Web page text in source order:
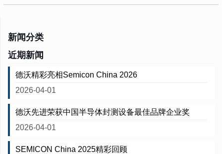
新闻分类
近期新闻
德沃精彩亮相Semicon China 2026
2026-04-01
德沃先进荣获中国半导体封测设备最佳品牌企业奖
2026-04-01
SEMICON China 2025精彩回顾